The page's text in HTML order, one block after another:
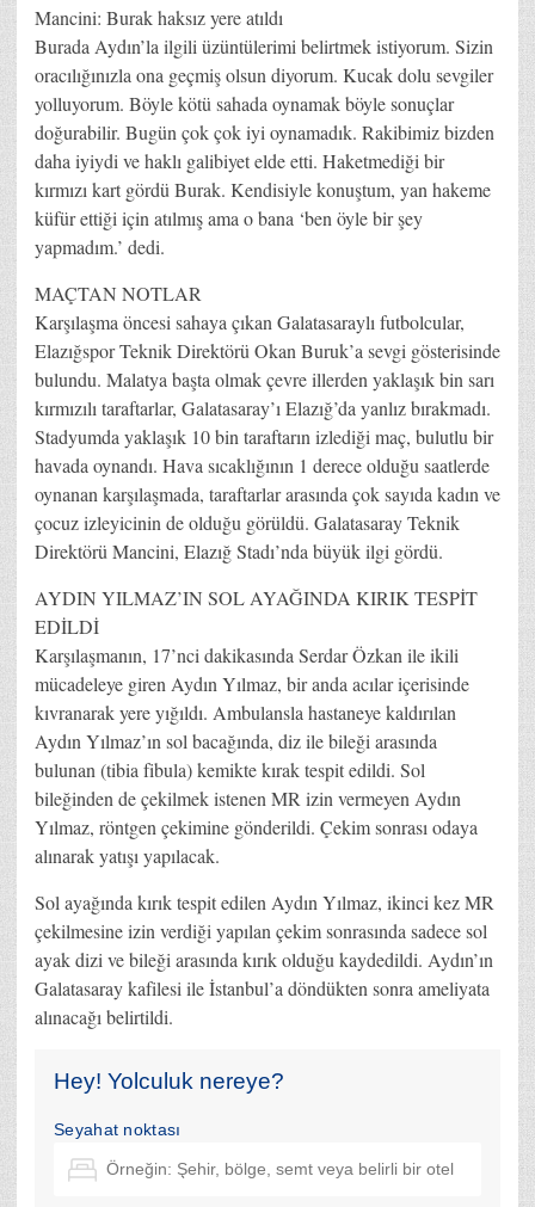
Mancini: Burak haksız yere atıldı
Burada Aydın’la ilgili üzüntülerimi belirtmek istiyorum. Sizin
oracılığınızla ona geçmiş olsun diyorum. Kucak dolu sevgiler
yolluyorum. Böyle kötü sahada oynamak böyle sonuçlar
doğurabilir. Bugün çok çok iyi oynamadık. Rakibimiz bizden
daha iyiydi ve haklı galibiyet elde etti. Haketmediği bir
kırmızı kart gördü Burak. Kendisiyle konuştum, yan hakeme
küfür ettiği için atılmış ama o bana ‘ben öyle bir şey
yapmadım.’ dedi.
MAÇTAN NOTLAR
Karşılaşma öncesi sahaya çıkan Galatasaraylı futbolcular,
Elazığspor Teknik Direktörü Okan Buruk’a sevgi gösterisinde
bulundu. Malatya başta olmak çevre illerden yaklaşık bin sarı
kırmızılı taraftarlar, Galatasaray’ı Elazığ’da yanlız bırakmadı.
Stadyumda yaklaşık 10 bin taraftarın izlediği maç, bulutlu bir
havada oynandı. Hava sıcaklığının 1 derece olduğu saatlerde
oynanan karşılaşmada, taraftarlar arasında çok sayıda kadın ve
çocuz izleyicinin de olduğu görüldü. Galatasaray Teknik
Direktörü Mancini, Elazığ Stadı’nda büyük ilgi gördü.
AYDIN YILMAZ’IN SOL AYAĞINDA KIRIK TESPİT
EDİLDİ
Karşılaşmanın, 17’nci dakikasında Serdar Özkan ile ikili
mücadeleye giren Aydın Yılmaz, bir anda acılar içerisinde
kıvranarak yere yığıldı. Ambulansla hastaneye kaldırılan
Aydın Yılmaz’ın sol bacağında, diz ile bileği arasında
bulunan (tibia fibula) kemikte kırak tespit edildi. Sol
bileğinden de çekilmek istenen MR izin vermeyen Aydın
Yılmaz, röntgen çekimine gönderildi. Çekim sonrası odaya
alınarak yatışı yapılacak.
Sol ayağında kırık tespit edilen Aydın Yılmaz, ikinci kez MR
çekilmesine izin verdiği yapılan çekim sonrasında sadece sol
ayak dizi ve bileği arasında kırık olduğu kaydedildi. Aydın’ın
Galatasaray kafilesi ile İstanbul’a döndükten sonra ameliyata
alınacağı belirtildi.
Hey! Yolculuk nereye?
Seyahat noktası